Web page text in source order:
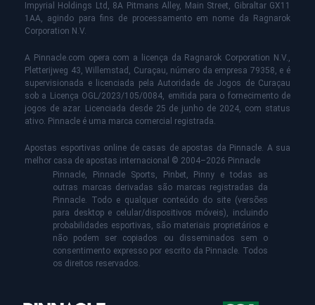
Impyrial Holdings Ltd, 8A Pitmans Alley, Main Street, Gibraltar GX11
1AA, agindo para fins de processamento em nome da Ragnarok
Corporation N.V.
A Pinnacle.com opera com a licença da Ragnarok Corporation N.V.,
Pletterijweg 43, Willemstad, Curaçau, número da empresa 79358, e é
supervisionada e licenciada pela Autoridade de Jogos de Curaçau
sob a Licença OGL/2023/105/0084, emitida para o fornecimento de
jogos de azar. Licenciada desde 25 de junho de 2024, com status
ativo. Pinnacle é uma marca comercial registrada.
Apostas esportivas online de casas de apostas da Pinnacle. A sua
melhor casa de apostas internacional © 2004–2026 Pinnacle
Pinnacle, Pinnacle Sports, Pinbet, Pinny e todas as
outras marcas derivadas são marcas registradas da
Pinnacle. Todo e qualquer conteúdo do site (versões
para desktop e celular/dispositivos móveis), incluindo
probabilidades esportivas, são materiais proprietários e
não podem ser copiados ou disseminados sem o
consentimento expresso por escrito da Pinnacle. Todos
os direitos reservados.